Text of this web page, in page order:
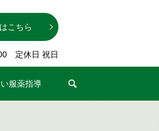
こちら
定休日 祝日
服薬指導